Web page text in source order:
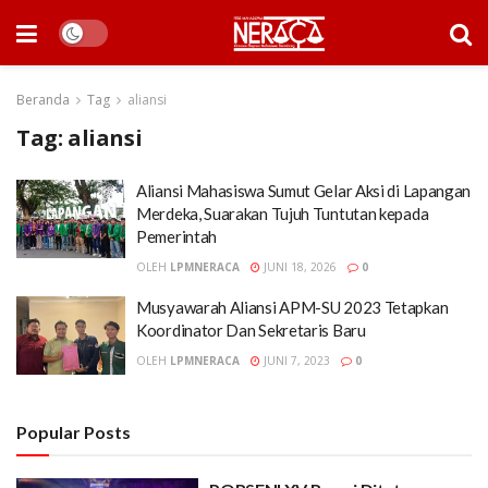
Beranda Tag aliansi
Tag: aliansi
Aliansi Mahasiswa Sumut Gelar Aksi di Lapangan
Merdeka, Suarakan Tujuh Tuntutan kepada
Pemerintah
OLEH LPMNERACA JUNI 18, 2026 0
Musyawarah Aliansi APM-SU 2023 Tetapkan
Koordinator Dan Sekretaris Baru
OLEH LPMNERACA JUNI 7, 2023 0
Popular Posts